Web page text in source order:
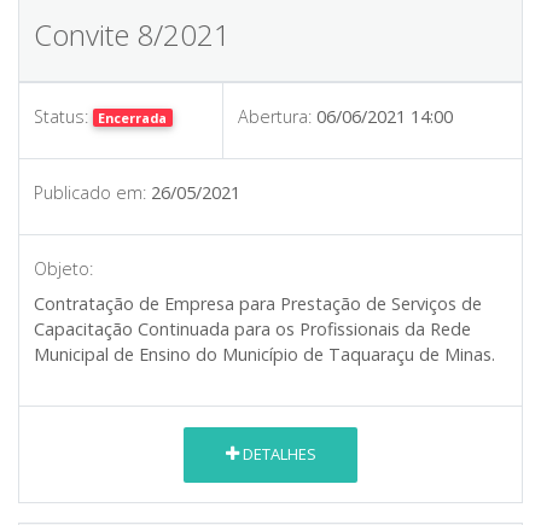
Convite 8/2021
Status: Encerrada Abertura: 06/06/2021 14:00
Publicado em: 26/05/2021
Objeto:
Contratação de Empresa para Prestação de Serviços de
Capacitação Continuada para os Profissionais da Rede
Municipal de Ensino do Município de Taquaraçu de Minas.
DETALHES